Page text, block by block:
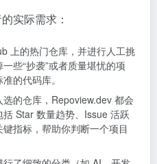
实际需求：
上的热门仓库，并进行人工挑
些“抄袭”或者质量堪忧的项
的代码库。
的仓库，Repoview.dev 都会
Star 数量趋势、Issue 活跃
指标，帮助你判断一个项目